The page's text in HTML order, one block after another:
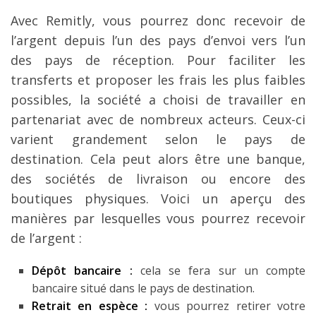
Avec Remitly, vous pourrez donc recevoir de
l’argent depuis l’un des pays d’envoi vers l’un
des pays de réception. Pour faciliter les
transferts et proposer les frais les plus faibles
possibles, la société a choisi de travailler en
partenariat avec de nombreux acteurs. Ceux-ci
varient grandement selon le pays de
destination. Cela peut alors être une banque,
des sociétés de livraison ou encore des
boutiques physiques. Voici un aperçu des
manières par lesquelles vous pourrez recevoir
de l’argent :
Dépôt bancaire : cela se fera sur un compte
bancaire situé dans le pays de destination.
Retrait en espèce : vous pourrez retirer votre